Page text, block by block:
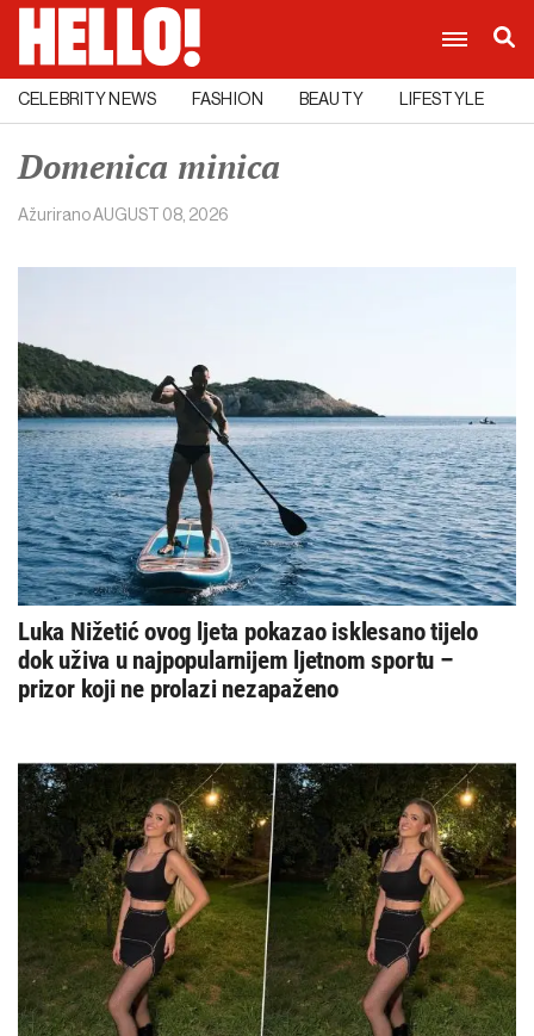
CELEBRITY NEWS FASHION BEAUTY LIFESTYLE
Domenica minica
AžuriranoAUGUST 08, 2026
Luka Nižetić ovog ljeta pokazao isklesano tijelo
dok uživa u najpopularnijem ljetnom sportu –
prizor koji ne prolazi nezapaženo